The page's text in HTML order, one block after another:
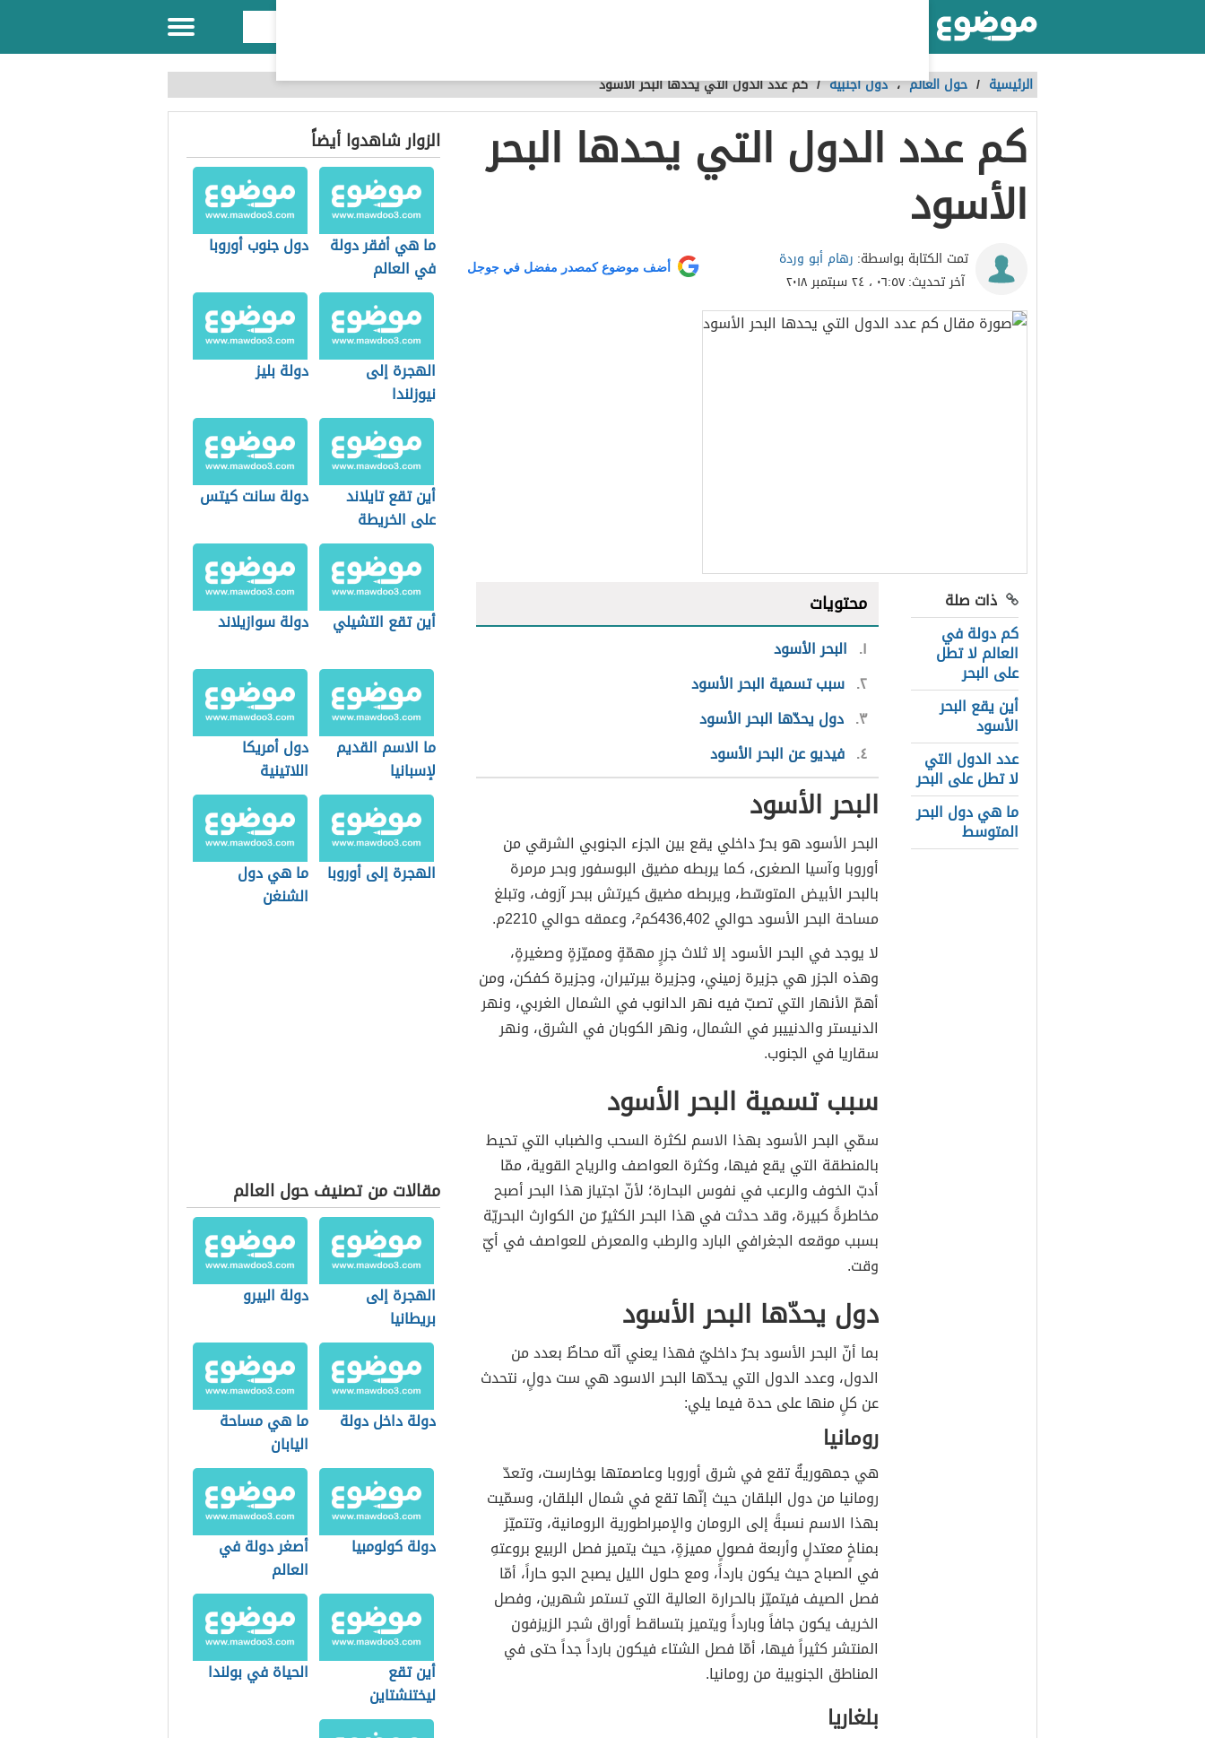
الرئيسية / حول العالم،دول أجنبية /كم عدد الدول التي يحدها البحر الأسود
كم عدد الدول التي يحدها البحر
الأسود
تمت الكتابة بواسطة: رهام أبو وردة
آخر تحديث:٠٦:٥٧ ، ٢٤ سبتمبر ٢٠١٨
أضف موضوع كمصدر مفضل في جوجل
ذات صلة
كم دولة في
العالم لا تطل
على البحر
أين يقع البحر
الأسود
عدد الدول التي
لا تطل على البحر
ما هي دول البحر
المتوسط
محتويات
١ البحر الأسود
٢ سبب تسمية البحر الأسود
٣ دول يحدّها البحر الأسود
٤ فيديو عن البحر الأسود
البحر الأسود
البحر الأسود هو بحرٌ داخلي يقع بين الجزء الجنوبي الشرقي من
أوروبا وآسيا الصغرى، كما يربطه مضيق البوسفور وبحر مرمرة
بالبحر الأبيض المتوسّط، ويربطه مضيق كيرتش ببحر آزوف، وتبلغ
مساحة البحر الأسود حوالي 436,402كم²، وعمقه حوالي 2210م.
لا يوجد في البحر الأسود إلا ثلاث جزرٍ مهمّةٍ ومميّزةٍ وصغيرةٍ،
وهذه الجزر هي جزيرة زميني، وجزيرة بيرتيران، وجزيرة كفكن، ومن
أهمّ الأنهار التي تصبّ فيه نهر الدانوب في الشمال الغربي، ونهر
الدنيستر والدنييبر في الشمال، ونهر الكوبان في الشرق، ونهر
سقاريا في الجنوب.
سبب تسمية البحر الأسود
سمّي البحر الأسود بهذا الاسم لكثرة السحب والضباب التي تحيط
بالمنطقة التي يقع فيها، وكثرة العواصف والرياح القوية، ممّا
أدبّ الخوف والرعب في نفوس البحارة؛ لأنّ اجتياز هذا البحر أصبح
مخاطرةً كبيرة، وقد حدثت في هذا البحر الكثيرٌ من الكوارث البحريّة
بسبب موقعه الجغرافي البارد والرطب والمعرض للعواصف في أيّ
وقت.
دول يحدّها البحر الأسود
بما أنّ البحر الأسود بحرٌ داخليٌ فهذا يعني أنّه محاطٌ بعدد من
الدول، وعدد الدول التي يحدّها البحر الاسود هي ست دولٍ، نتحدث
عن كلٍ منها على حدة فيما يلي:
رومانيا
هي جمهوريةٌ تقع في شرق أوروبا وعاصمتها بوخارست، وتعدّ
رومانيا من دول البلقان حيث إنّها تقع في شمال البلقان، وسمّيت
بهذا الاسم نسبةً إلى الرومان والإمبراطورية الرومانية، وتتميّز
بمناخٍ معتدلٍ وأربعة فصولٍ مميزةٍ، حيث يتميز فصل الربيع بروعتهِ
في الصباح حيث يكون بارداً، ومع حلول الليل يصبح الجو حاراً، أمّا
فصل الصيف فيتميّز بالحرارة العالية التي تستمر شهرين، وفصل
الخريف يكون جافاً وبارداً ويتميز بتساقط أوراق شجر الزيزفون
المنتشر كثيراً فيها، أمّا فصل الشتاء فيكون بارداً جداً حتى في
المناطق الجنوبية من رومانيا.
بلغاريا
الزوار شاهدوا أيضاً
ما هي أفقر دولة
في العالم
دول جنوب أوروبا
الهجرة إلى
نيوزلندا
دولة بليز
أين تقع تايلاند
على الخريطة
دولة سانت كيتس
أين تقع التشيلي دولة سوازيلاند
ما الاسم القديم
لإسبانيا
دول أمريكا
اللاتينية
الهجرة إلى أوروبا
ما هي دول
الشنغن
مقالات من تصنيف حول العالم
الهجرة إلى
بريطانيا
دولة البيرو
دولة داخل دولة
ما هي مساحة
اليابان
دولة كولومبيا
أصغر دولة في
العالم
أين تقع
ليختنشتاين
الحياة في بولندا